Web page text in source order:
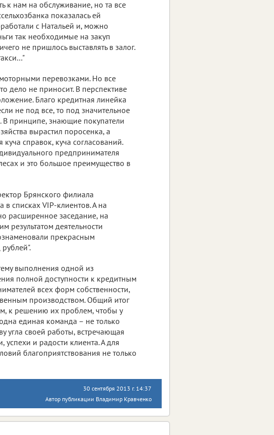
к нам на обслуживание, но та все
показалась ей
с Натальей и, можно
так необходимые на закуп
не пришлось выставлять в залог.
перевозками. Но все
дело не приносит. В перспективе
Благо кредитная линейка
не под все, то под значительное
В принципе, знающие покупатели
вырастил поросенка, а
справок, куча согласований.
предпринимателя
и это большое преимущество в
Брянского филиала
в списках VIP-клиентов. А на
расширенное заседание, на
результатом деятельности
прекрасным
выполнения одной из
полной доступности к кредитным
всех форм собственности,
производством. Общий итог
к решению их проблем, чтобы у
единая команда – не только
угла своей работы, встречающая
и радости клиента. А для
благоприятствования не только
30 сентября 2013 г. 14:37
Автор публикации Владимир Кравченко